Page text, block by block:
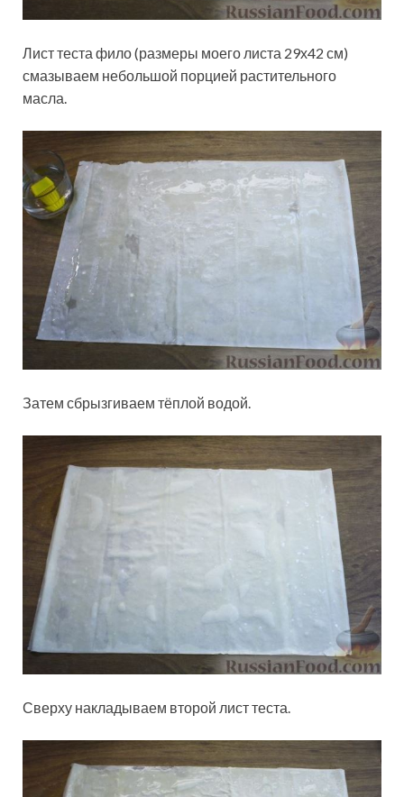
Лист теста фило (размеры моего листа 29х42 см)
смазываем небольшой порцией растительного
масла.
Затем сбрызгиваем тёплой водой.
Сверху накладываем второй лист теста.